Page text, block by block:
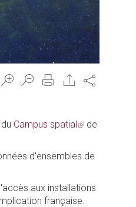
Share
Campus spatial(link
external)
de
d'ensembles de
aux installations
française.